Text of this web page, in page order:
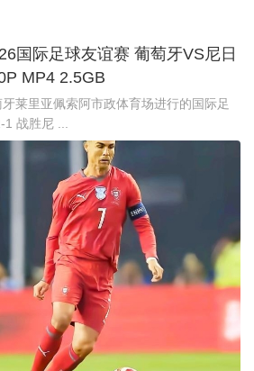
国际足球友谊赛 葡萄牙VS尼日
MP4 2.5GB
莱里亚佩索阿市政体育场进行的国际足
战胜尼 ...